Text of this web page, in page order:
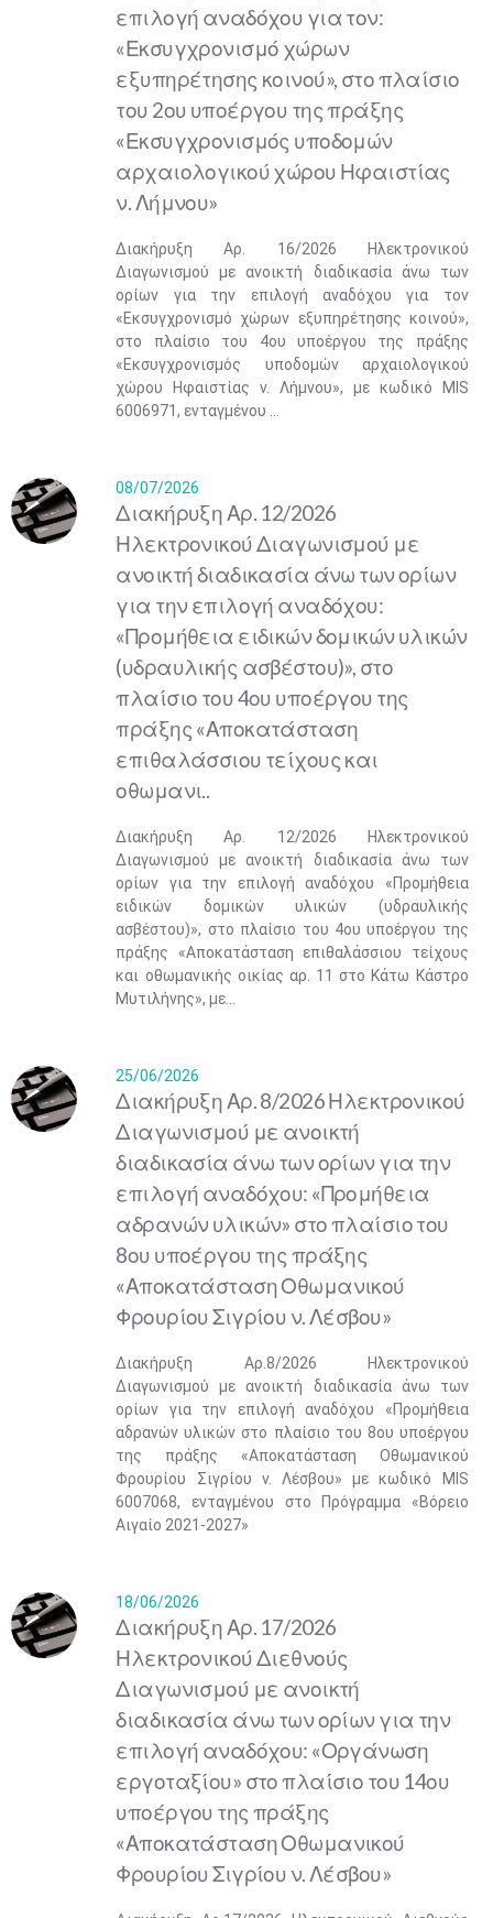
επιλογή αναδόχου για τον:
«Εκσυγχρονισμό χώρων
εξυπηρέτησης κοινού», στο πλαίσιο
του 2ου υποέργου της πράξης
«Εκσυγχρονισμός υποδομών
αρχαιολογικού χώρου Ηφαιστίας
ν. Λήμνου»
Διακήρυξη Αρ. 16/2026 Ηλεκτρονικού
Διαγωνισμού με ανοικτή διαδικασία άνω των
ορίων για την επιλογή αναδόχου για τον
«Εκσυγχρονισμό χώρων εξυπηρέτησης κοινού»,
στο πλαίσιο του 4ου υποέργου της πράξης
«Εκσυγχρονισμός υποδομών αρχαιολογικού
χώρου Ηφαιστίας ν. Λήμνου», με κωδικό ΜIS
6006971, ενταγμένου ...
08/07/2026
Διακήρυξη Αρ. 12/2026
Ηλεκτρονικού Διαγωνισμού με
ανοικτή διαδικασία άνω των ορίων
για την επιλογή αναδόχου:
«Προμήθεια ειδικών δομικών υλικών
(υδραυλικής ασβέστου)», στο
πλαίσιο του 4ου υποέργου της
πράξης «Αποκατάσταση
επιθαλάσσιου τείχους και
οθωμανι..
Διακήρυξη Αρ. 12/2026 Ηλεκτρονικού
Διαγωνισμού με ανοικτή διαδικασία άνω των
ορίων για την επιλογή αναδόχου «Προμήθεια
ειδικών δομικών υλικών (υδραυλικής
ασβέστου)», στο πλαίσιο του 4ου υποέργου της
πράξης «Αποκατάσταση επιθαλάσσιου τείχους
και οθωμανικής οικίας αρ. 11 στο Κάτω Κάστρο
Μυτιλήνης», με...
25/06/2026
Διακήρυξη Αρ. 8/2026 Ηλεκτρονικού
Διαγωνισμού με ανοικτή
διαδικασία άνω των ορίων για την
επιλογή αναδόχου: «Προμήθεια
αδρανών υλικών» στο πλαίσιο του
8ου υποέργου της πράξης
«Αποκατάσταση Οθωμανικού
Φρουρίου Σιγρίου ν. Λέσβου»
Διακήρυξη Αρ.8/2026 Ηλεκτρονικού
Διαγωνισμού με ανοικτή διαδικασία άνω των
ορίων για την επιλογή αναδόχου «Προμήθεια
αδρανών υλικών στο πλαίσιο του 8ου υποέργου
της πράξης «Αποκατάσταση Οθωμανικού
Φρουρίου Σιγρίου ν. Λέσβου» με κωδικό ΜIS
6007068, ενταγμένου στο Πρόγραμμα «Βόρειο
Αιγαίο 2021-2027»
18/06/2026
Διακήρυξη Αρ. 17/2026
Ηλεκτρονικού Διεθνούς
Διαγωνισμού με ανοικτή
διαδικασία άνω των ορίων για την
επιλογή αναδόχου: «Οργάνωση
εργοταξίου» στο πλαίσιο του 14ου
υποέργου της πράξης
«Αποκατάσταση Οθωμανικού
Φρουρίου Σιγρίου ν. Λέσβου»